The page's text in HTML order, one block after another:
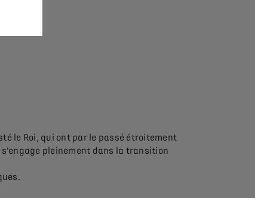
le Roi, qui ont par le passé étroitement
pleinement dans la transition